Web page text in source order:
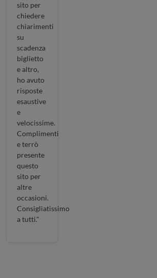
sito per
chiedere
chiarimenti
su
scadenza
biglietto
e altro,
ho avuto
risposte
esaustive
e
velocissime.
Complimenti
e terrò
presente
questo
sito per
altre
occasioni.
Consigliatissimo
a tutti."